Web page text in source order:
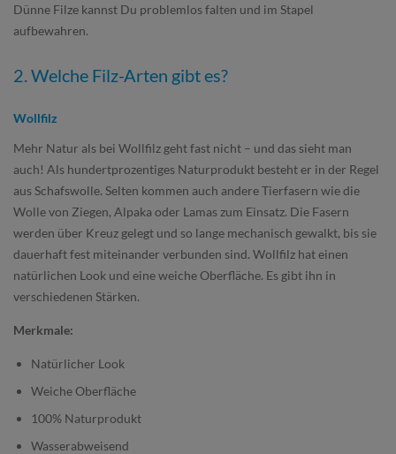
Dünne Filze kannst Du problemlos falten und im Stapel
aufbewahren.
2. Welche Filz-Arten gibt es?
Wollfilz
Mehr Natur als bei Wollfilz geht fast nicht – und das sieht man
auch! Als hundertprozentiges Naturprodukt besteht er in der Regel
aus Schafswolle. Selten kommen auch andere Tierfasern wie die
Wolle von Ziegen, Alpaka oder Lamas zum Einsatz. Die Fasern
werden über Kreuz gelegt und so lange mechanisch gewalkt, bis sie
dauerhaft fest miteinander verbunden sind. Wollfilz hat einen
natürlichen Look und eine weiche Oberfläche. Es gibt ihn in
verschiedenen Stärken.
Merkmale:
Natürlicher Look
Weiche Oberfläche
100% Naturprodukt
Wasserabweisend